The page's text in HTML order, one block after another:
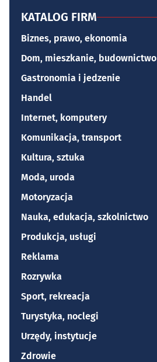
KATALOG FIRM
Biznes, prawo, ekonomia
Dom, mieszkanie, budownictwo
Gastronomia i jedzenie
Handel
Internet, komputery
Komunikacja, transport
Kultura, sztuka
Moda, uroda
Motoryzacja
Nauka, edukacja, szkolnictwo
Produkcja, usługi
Reklama
Rozrywka
Sport, rekreacja
Turystyka, noclegi
Urzędy, instytucje
Zdrowie